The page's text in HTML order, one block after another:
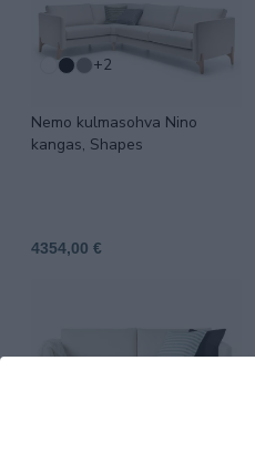
+2
Nemo kulmasohva Nino
kangas, Shapes
4354,00 €